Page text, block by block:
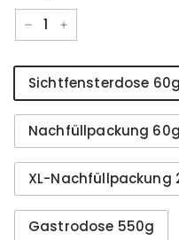
− +
Variante
Sichtfensterdose 60g
Nachfüllpackung 60g
XL-Nachfüllpackung
Gastrodose 550g